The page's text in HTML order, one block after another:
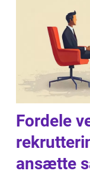
Fordele
ansætte